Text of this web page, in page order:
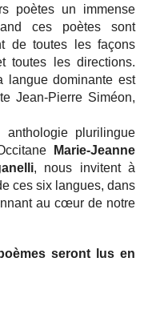
poètes un immense
ces poètes sont
de toutes les façons
toutes les directions.
langue dominante est
Jean-Pierre Siméon,
plurilingue
Marie-Jeanne
, nous invitent à
ces six langues, dans
au cœur de notre
seront lus en